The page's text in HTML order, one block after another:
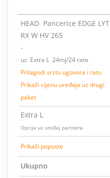
HEAD Pancerice EDGE LYT
RX W HV 265
-
uz Extra L 24mj/24 rate
Prilagodi vrstu ugovora i ratu
Prikaži cijenu uređaja uz drugi
paket
Extra L
Opcija uz uređaj partnera
Prikaži popuste
Ukupno